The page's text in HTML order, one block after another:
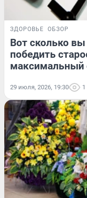
ЗДОРОВЬЕ ОБЗОР
Вот сколько вы
победить
максимальный
29 июля, 2026, 19:30 1